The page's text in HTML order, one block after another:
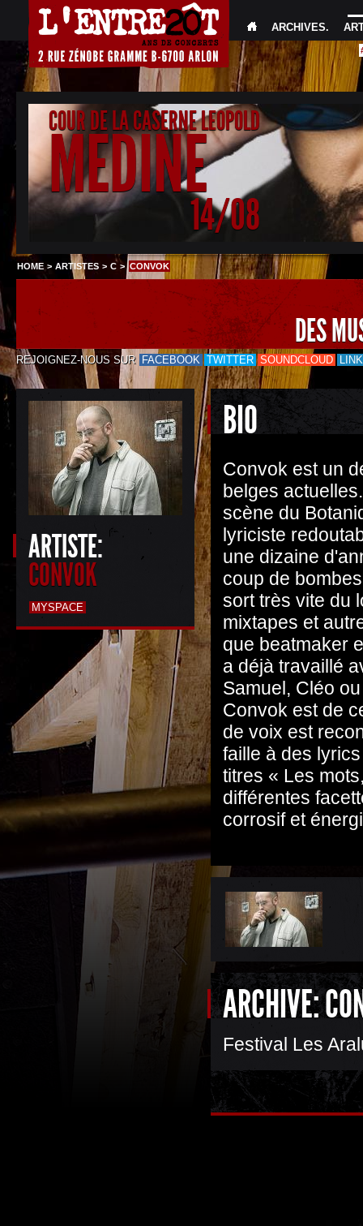
ARCHIVES.
COUR DE LA CASERNE LEOPOLD
MEDINE
14/08
HOME > ARTISTES > C > CONVOK
DES
REJOIGNEZ-NOUS SUR FACEBOOK TWITTER SOUNDCLOUD
ARTISTE:
CONVOK
MYSPACE
BIO
Convok est un
belges
scène du
lyriciste
une dizaine
coup de
sort très vite du
mixtapes et
que beatmaker
a déjà travaillé
Samuel, Cléo
Convok est de
de voix est
faille à des
titres « Les
différentes
corrosif et
ARCHIVE:
Festival Les